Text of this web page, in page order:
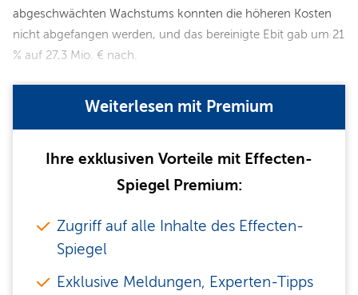
abgeschwächten Wachstums konnten die höheren Kosten
nicht abgefangen werden, und das bereinigte Ebit gab um 21
% auf 27,3 Mio. € nach.
Weiterlesen mit Premium
Ihre exklusiven Vorteile mit Effecten-
Spiegel Premium:
Zugriff auf alle Inhalte des Effecten-
Spiegel
Exklusive Meldungen, Experten-Tipps